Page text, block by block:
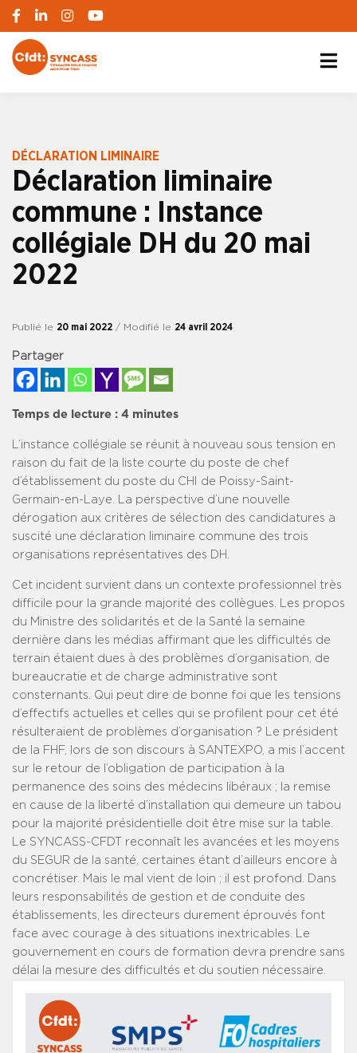
DÉCLARATION LIMINAIRE
Déclaration liminaire
commune : Instance
collégiale DH du 20 mai
2022
Publié le 20 mai 2022 / Modifié le 24 avril 2024
Partager
Temps de lecture : 4 minutes
L’instance collégiale se réunit à nouveau sous tension en
raison du fait de la liste courte du poste de chef
d’établissement du poste du CHI de Poissy-Saint-
Germain-en-Laye. La perspective d’une nouvelle
dérogation aux critères de sélection des candidatures a
suscité une déclaration liminaire commune des trois
organisations représentatives des DH.
Cet incident survient dans un contexte professionnel très
difficile pour la grande majorité des collègues. Les propos
du Ministre des solidarités et de la Santé la semaine
dernière dans les médias affirmant que les difficultés de
terrain étaient dues à des problèmes d’organisation, de
bureaucratie et de charge administrative sont
consternants. Qui peut dire de bonne foi que les tensions
d’effectifs actuelles et celles qui se profilent pour cet été
résulteraient de problèmes d’organisation ? Le président
de la FHF, lors de son discours à SANTEXPO, a mis l’accent
sur le retour de l’obligation de participation à la
permanence des soins des médecins libéraux ; la remise
en cause de la liberté d’installation qui demeure un tabou
pour la majorité présidentielle doit être mise sur la table.
Le SYNCASS-CFDT reconnaît les avancées et les moyens
du SEGUR de la santé, certaines étant d’ailleurs encore à
concrétiser. Mais le mal vient de loin ; il est profond. Dans
leurs responsabilités de gestion et de conduite des
établissements, les directeurs durement éprouvés font
face avec courage à des situations inextricables. Le
gouvernement en cours de formation devra prendre sans
délai la mesure des difficultés et du soutien nécessaire.